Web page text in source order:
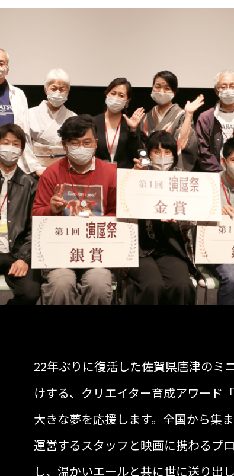
22年ぶりに復活した佐賀県唐津のミ
けする、クリエイター育成アワード
大きな夢を応援します。全国から集
運営するスタッフと映画に携わるプ
し、温かいエールと共に世に送り出し